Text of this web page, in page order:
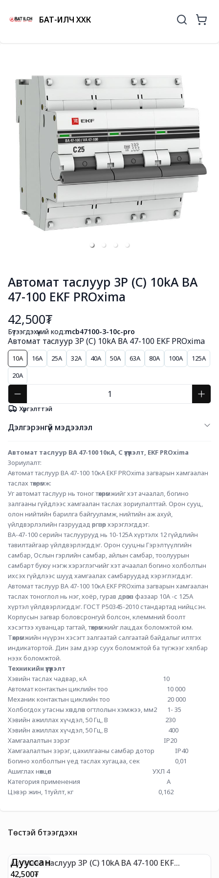
БАТ-ИЛЧ ХХК
Автомат таслуур 3P (C) 10kA ВА
47-100 EKF PROxima
42,500₮
Бүтээгдэхүүний код:mcb47100-3-10c-pro
Автомат таслуур 3P (C) 10kA ВА 47-100 EKF PROxima
10A 16A 25A 32A 40A 50A 63A 80A 100A
125A
20А
Хүргэлттэй
Дэлгэрэнгүй мэдээлэл
Автомат таслуур ВА 47-100 10кА, С үзүүлэлт, EKF PROxima
Зориулалт:
Автомат таслуур ВА 47-100 10кА EKF PROxima загварын хамгаалан
таслах төхөөрөмж:
Уг автомат таслуур нь тоног төхөөрөмжийг хэт ачаалал, богино
залгааны гүйдлээс хамгаалан таслах зориулалттай. Орон сууц,
олон нийтийн барилга байгууламж, нийтийн аж ахуй,
үйлдвэрлэлийн газруудад өргөнөөр хэрэглэгддэг.
ВА-47-100 серийн таслуурууд нь 10-125А хүртэлх 12 гүйдлийн
тавилтайгаар үйлдвэрлэгддэг. Орон сууцны Гэрэлтүүлгийн
самбар, Ослын гэрлийн самбар, айлын самбар, тоолуурын
самбарт буюу нэгж хэрэглэгчийг хэт ачаалал богино холболтын
ихсэх гүйдлээс шууд хамгаалах самбаруудад хэрэглэгддэг.
Автомат таслуур ВА 47-100 10кА EKF PROxima загварын хамгаалан
таслах тоноглол нь нэг, хоёр, гурав дөрөвөн фазаар 10А -с 125А
хүртэл үйлдвэрлэгддэг. ГОСТ Р50345-2010 стандартад нийцсэн.
Корпусын загвар боловсронгуй болсон, клеммний боолт
хэсэгтээ хуванцар тагтай, төхөөрөмжийг лацдах боломжтой юм.
Төхөөрөмжийн нүүрэн хэсэгт залгаатай салгаатай байдалыг илтгэх
индикатортой. Дин зам дээр суух боломжтой ба түгжээг хялбар
нээх боломжтой.
Техникийн үзүүлэлт
Хэвийн таслах чадвар, кА                                                    10
Автомат контактын циклийн тоо                                        10 000
Механик контактын циклийн тоо                                       20 000
Холбогдох утасны хөндлөн огтлолын хэмжээ, мм2       1- 35
Хэвийн ажиллах хүчдэл, 50 Гц, В                                       230
Хэвийн ажиллах хүчдэл, 50 Гц, В                                         400
Хамгаалалтын зэрэг                                                                IP20
Хамгаалалтын зэрэг, цахилгааны самбар дотор              IP40
Богино холболтын үед таслах хугацаа, сек                        0,01
Ашиглах нөхцөл                                                                     УХЛ 4
Категория применения                                                           А
Цэвэр жин, 1туйлт, кг                                                          0,162
Төстэй бүтээгдэхүүн
Дууссан
Автомат таслуур 3P (C) 10kA ВА 47-100 EKF
PROxima
42,500₮